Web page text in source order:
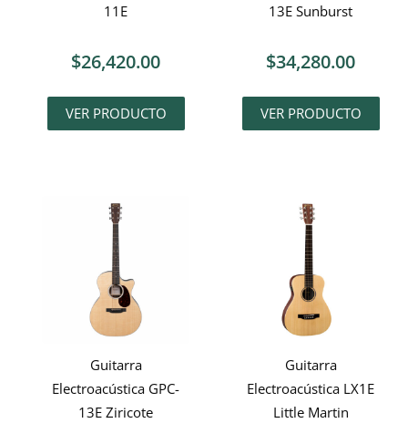
11E
$26,420.00
VER PRODUCTO
13E Sunburst
$34,280.00
VER PRODUCTO
Guitarra
Electroacústica GPC-
13E Ziricote
Guitarra
Electroacústica LX1E
Little Martin